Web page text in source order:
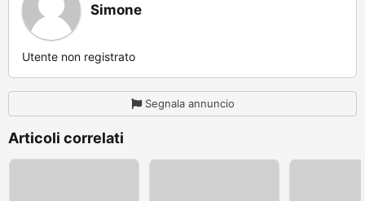
Simone
Utente non registrato
Segnala annuncio
Articoli correlati